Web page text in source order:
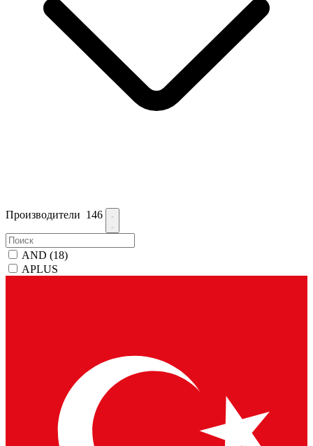
Производители 146
AND (18)
APLUS